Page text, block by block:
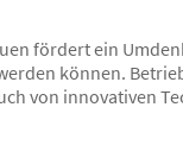
fördert ein
können.
von innovativen